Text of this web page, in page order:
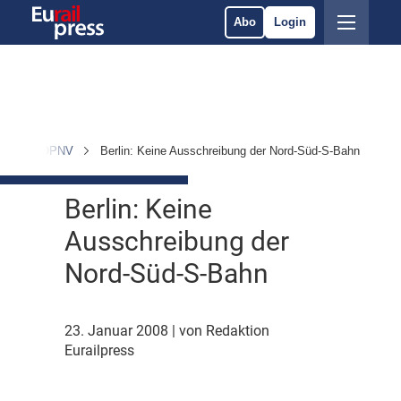
Abo Login
ÖPNV Berlin: Keine Ausschreibung der Nord-Süd-S-Bahn
Berlin: Keine
Ausschreibung der
Nord-Süd-S-Bahn
23. Januar 2008
| von Redaktion
Eurailpress